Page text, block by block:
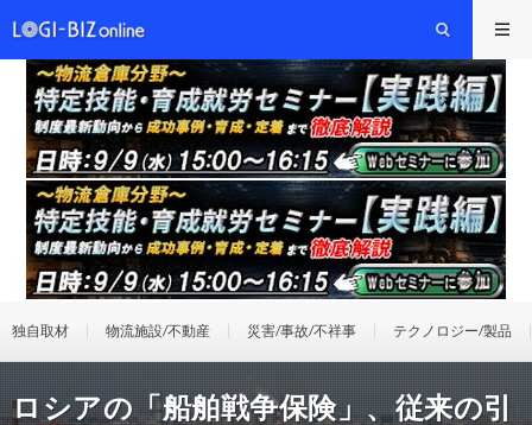
独自取材 物流施設/不動産 災害/事故/不祥事 テクノロジー/製品
ロシアの「船舶戦争保険」、従来の引